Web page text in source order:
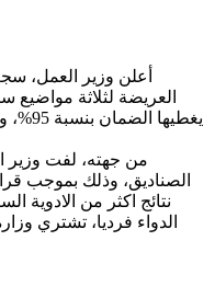
أعلن وزير العمل،
العريضة لثلاثة
من جهته، لفت وزير
نتائج اكثر من الادوية
الدواء فرديا، تشتري